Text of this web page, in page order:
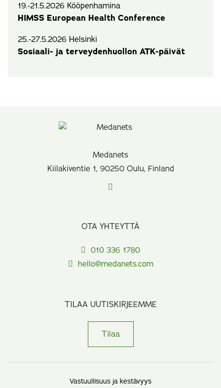
19.-21.5.2026 Kööpenhamina
HIMSS European Health Conference
25.-27.5.2026 Helsinki
Sosiaali- ja terveydenhuollon ATK-päivät
Medanets
Kiilakiventie 1, 90250 Oulu, Finland
OTA YHTEYTTÄ
010 336 1780
hello@medanets.com
TILAA UUTISKIRJEEMME
Tilaa
Vastuullisuus ja kestävyys